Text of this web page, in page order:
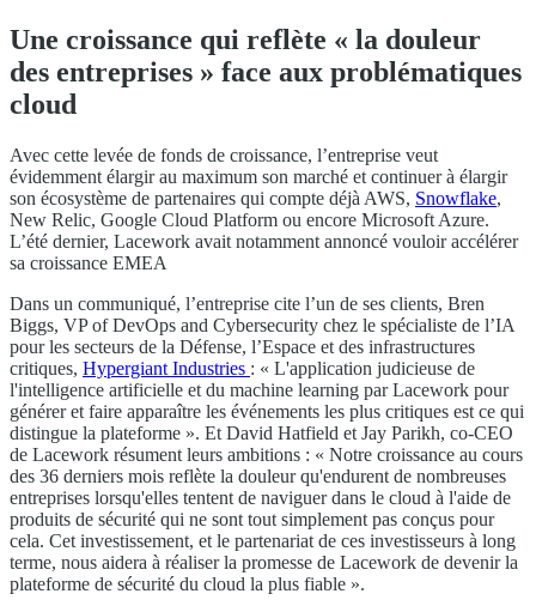
Une croissance qui reflète « la douleur
des entreprises » face aux problématiques
cloud
Avec cette levée de fonds de croissance, l’entreprise veut
évidemment élargir au maximum son marché et continuer à élargir
son écosystème de partenaires qui compte déjà AWS, Snowflake,
New Relic, Google Cloud Platform ou encore Microsoft Azure.
L’été dernier, Lacework avait notamment annoncé vouloir accélérer
sa croissance EMEA
Dans un communiqué, l’entreprise cite l’un de ses clients, Bren
Biggs, VP of DevOps and Cybersecurity chez le spécialiste de l’IA
pour les secteurs de la Défense, l’Espace et des infrastructures
critiques, Hypergiant Industries : « L'application judicieuse de
l'intelligence artificielle et du machine learning par Lacework pour
générer et faire apparaître les événements les plus critiques est ce qui
distingue la plateforme ». Et David Hatfield et Jay Parikh, co-CEO
de Lacework résument leurs ambitions : « Notre croissance au cours
des 36 derniers mois reflète la douleur qu'endurent de nombreuses
entreprises lorsqu'elles tentent de naviguer dans le cloud à l'aide de
produits de sécurité qui ne sont tout simplement pas conçus pour
cela. Cet investissement, et le partenariat de ces investisseurs à long
terme, nous aidera à réaliser la promesse de Lacework de devenir la
plateforme de sécurité du cloud la plus fiable ».